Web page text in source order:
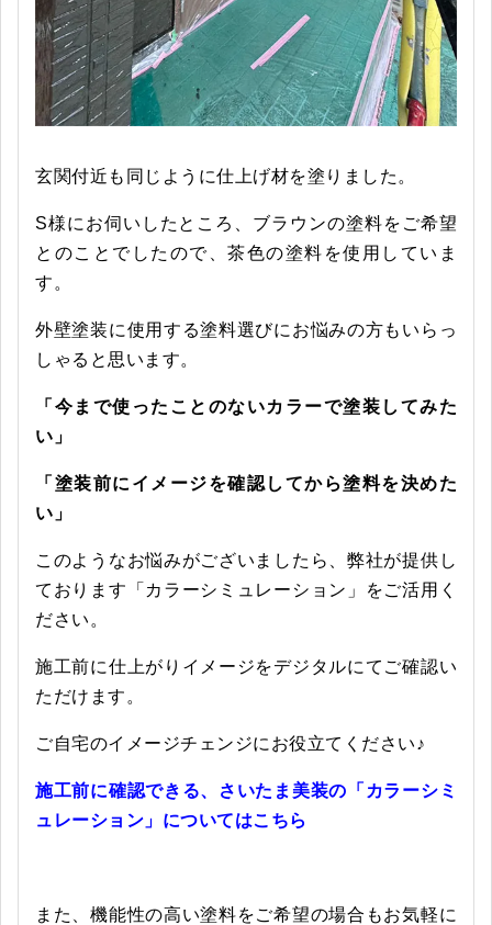
玄関付近も同じように仕上げ材を塗りました。
S様にお伺いしたところ、ブラウンの塗料をご希望
とのことでしたので、茶色の塗料を使用していま
す。
外壁塗装に使用する塗料選びにお悩みの方もいらっ
しゃると思います。
「今まで使ったことのないカラーで塗装してみた
い」
「塗装前にイメージを確認してから塗料を決めた
い」
このようなお悩みがございましたら、弊社が提供し
ております「カラーシミュレーション」をご活用く
ださい。
施工前に仕上がりイメージをデジタルにてご確認い
ただけます。
ご自宅のイメージチェンジにお役立てください♪
施工前に確認できる、さいたま美装の「カラーシミ
ュレーション」についてはこちら
また、機能性の高い塗料をご希望の場合もお気軽に